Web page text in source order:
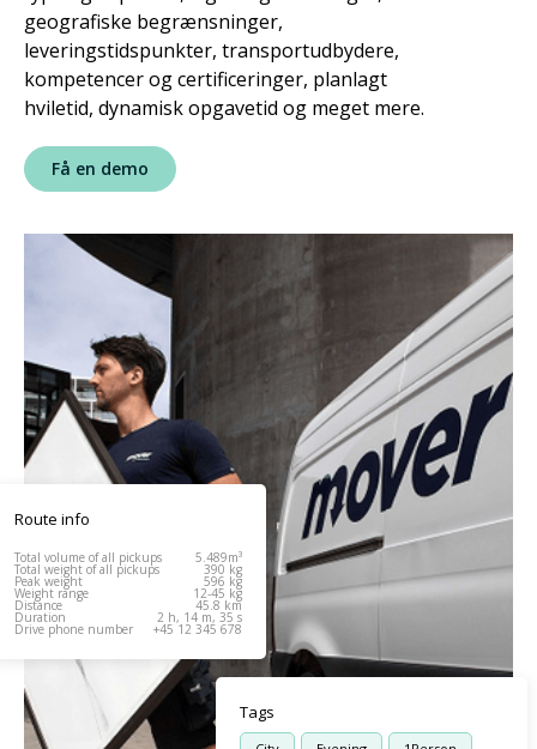
geografiske begrænsninger,
leveringstidspunkter, transportudbydere,
kompetencer og certificeringer, planlagt
hviletid, dynamisk opgavetid og meget mere.
Få en demo
Route info
Total volume of all pickups 5.489m³
Total weight of all pickups 390 kg
Peak weight 596 kg
Weight range 12-45 kg
Distance 45.8 km
Duration 2 h, 14 m, 35 s
Drive phone number +45 12 345 678
Tags